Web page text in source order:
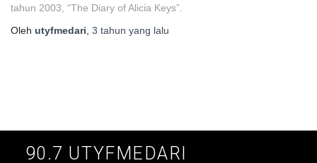
tahun 2003, “The Diary of Alicia Keys”.
Oleh utyfmedari 3 tahun yang lalu
90.7 UTYFMEDARI